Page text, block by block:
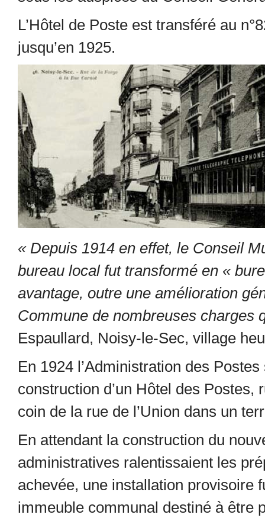
L’Hôtel de Poste est transféré au
jusqu’en 1925.
« Depuis 1914 en effet, le Conseil
bureau local fut transformé en «
avantage, outre une amélioration
Commune de nombreuses charges
Espaullard, Noisy-le-Sec, village
En 1924 l’Administration des
construction d’un Hôtel des
coin de la rue de l’Union dans un
En attendant la construction du
administratives ralentissaient les
achevée, une installation provisoire
immeuble communal destiné à être